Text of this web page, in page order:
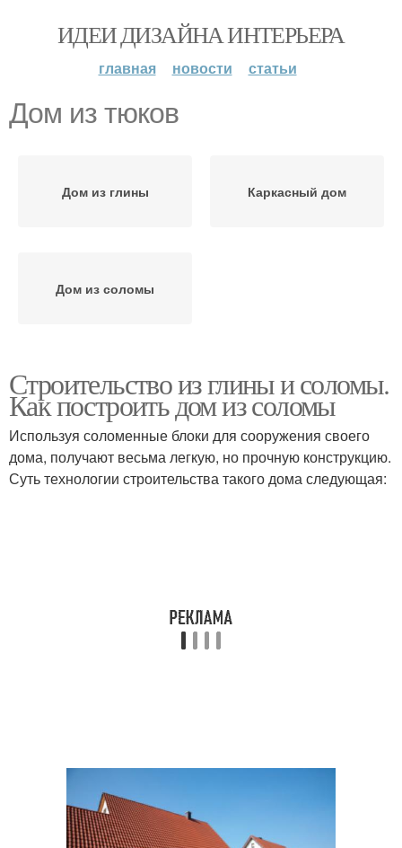
ИДЕИ ДИЗАЙНА ИНТЕРЬЕРА
главная новости статьи
Дом из тюков
Дом из глины Каркасный дом
Дом из соломы
Строительство из глины и соломы.
Как построить дом из соломы
Используя соломенные блоки для сооружения своего
дома, получают весьма легкую, но прочную конструкцию.
Суть технологии строительства такого дома следующая: